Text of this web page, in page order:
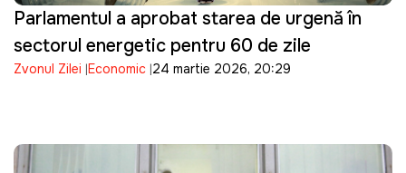
Parlamentul a aprobat starea de urgență în
sectorul energetic pentru 60 de zile
Zvonul Zilei Economic 24 martie 2026, 20:29